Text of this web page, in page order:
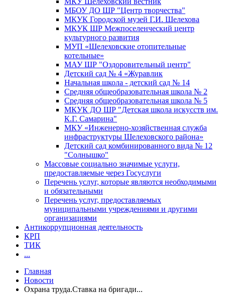
МБОУ ДО ШР "Центр творчества"
МКУК Городской музей Г.И. Шелехова
МКУК ШР Межпоселенческий центр
культурного развития
МУП «Шелеховские отопительные
котельные»
МАУ ШР "Оздоровительный центр"
Детский сад № 4 «Журавлик
Начальная школа - детский сад № 14
Средняя общеобразовательная школа № 2
Средняя общеобразовательная школа № 5
МКУК ДО ШР "Детская школа искусств им.
К.Г. Самарина"
МКУ «Инженерно-хозяйственная служба
инфраструктуры Шелеховского района»
Детский сад комбинированного вида № 12
"Солнышко"
Массовые социально значимые услуги,
предоставляемые через Госуслуги
Перечень услуг, которые являются необходимыми
и обязательными
Перечень услуг, предоставляемых
муниципальными учреждениями и другими
организациями
Антикоррупционная деятельность
КРП
ТИК
...
Главная
Новости
Охрана труда.Ставка на бригади...